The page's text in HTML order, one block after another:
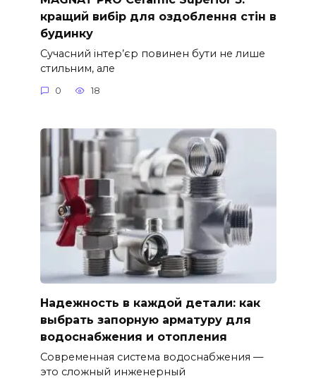
кращий вибір для оздоблення стін в
будинку
Сучасний інтер’єр повинен бути не лише
стильним, але
0 18
Надежность в каждой детали: как
выбрать запорную арматуру для
водоснабжения и отопления
Современная система водоснабжения —
это сложный инженерный